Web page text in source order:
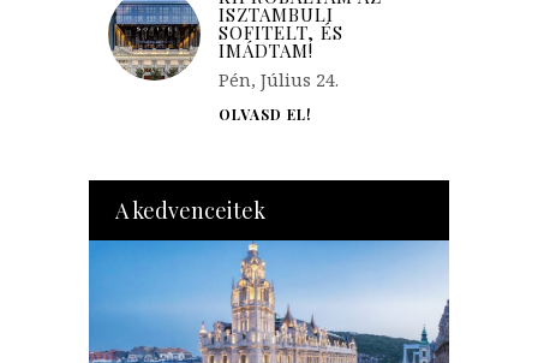
ISZTAMBULI
SOFITELT, ÉS
IMÁDTAM!
Pén, Július 24.
OLVASD EL!
A kedvenceitek